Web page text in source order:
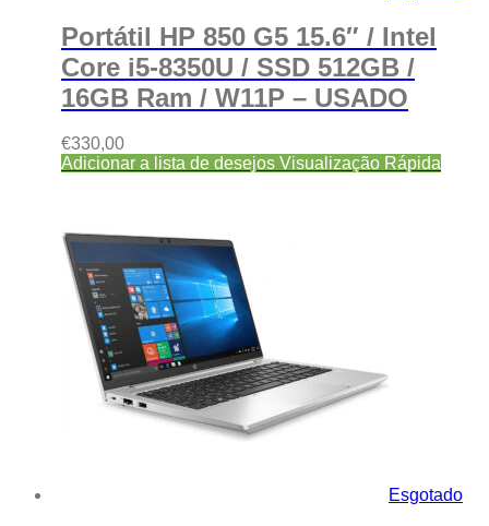
Portátil HP 850 G5 15.6″ / Intel
Core i5-8350U / SSD 512GB /
16GB Ram / W11P – USADO
€330,00
Adicionar a lista de desejos Visualização Rápida
Esgotado